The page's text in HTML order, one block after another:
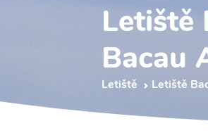
Letiště
Bacau
Letiště Letiště